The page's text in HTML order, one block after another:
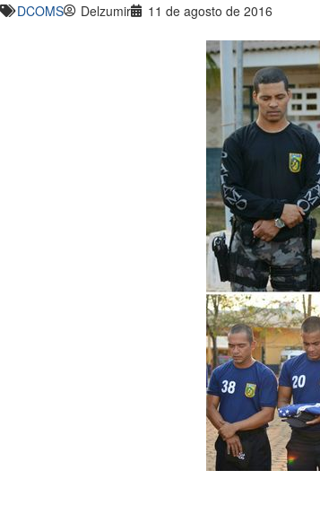
DCOMS Delzumir 11 de agosto de 2016